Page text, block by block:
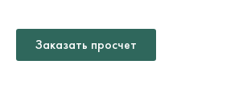
Заказать просчет